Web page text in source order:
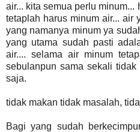
air... kita semua perlu
tetaplah harus minum air... air
yang namanya minum ya
yang utama sudah pasti
air.... selama air minum
sebulanpun sama sekali
saja.
tidak makan tidak masalah,
Bagi yang sudah